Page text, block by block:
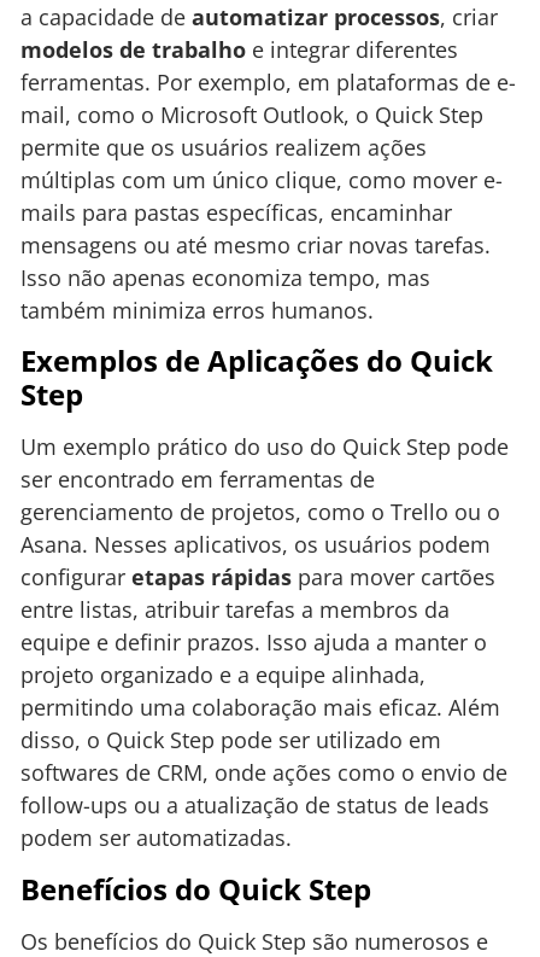
a capacidade de automatizar processos, criar
modelos de trabalho e integrar diferentes
ferramentas. Por exemplo, em plataformas de e-
mail, como o Microsoft Outlook, o Quick Step
permite que os usuários realizem ações
múltiplas com um único clique, como mover e-
mails para pastas específicas, encaminhar
mensagens ou até mesmo criar novas tarefas.
Isso não apenas economiza tempo, mas
também minimiza erros humanos.
Exemplos de Aplicações do Quick
Step
Um exemplo prático do uso do Quick Step pode
ser encontrado em ferramentas de
gerenciamento de projetos, como o Trello ou o
Asana. Nesses aplicativos, os usuários podem
configurar etapas rápidas para mover cartões
entre listas, atribuir tarefas a membros da
equipe e definir prazos. Isso ajuda a manter o
projeto organizado e a equipe alinhada,
permitindo uma colaboração mais eficaz. Além
disso, o Quick Step pode ser utilizado em
softwares de CRM, onde ações como o envio de
follow-ups ou a atualização de status de leads
podem ser automatizadas.
Benefícios do Quick Step
Os benefícios do Quick Step são numerosos e